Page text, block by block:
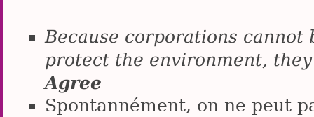
Because corporations
protect the environment,
Agree
Spontannément, on ne peut